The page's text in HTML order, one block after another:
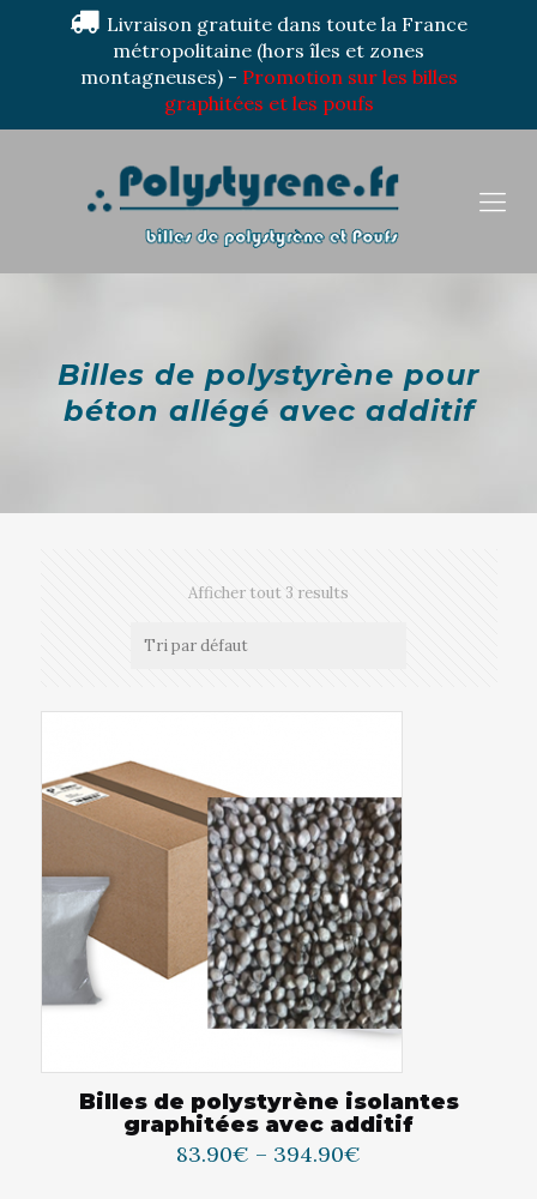
Livraison gratuite dans toute la France
métropolitaine (hors îles et zones
montagneuses) - Promotion sur les billes
graphitées et les poufs
Billes de polystyrène pour
béton allégé avec additif
Afficher tout 3 results
Billes de polystyrène isolantes
graphitées avec additif
83.90€ – 394.90€